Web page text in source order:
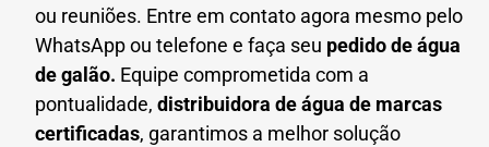
ou reuniões. Entre em contato agora mesmo pelo
WhatsApp ou telefone e faça seu pedido de água
de galão. Equipe comprometida com a
pontualidade, distribuidora de água de marcas
certificadas, garantimos a melhor solução